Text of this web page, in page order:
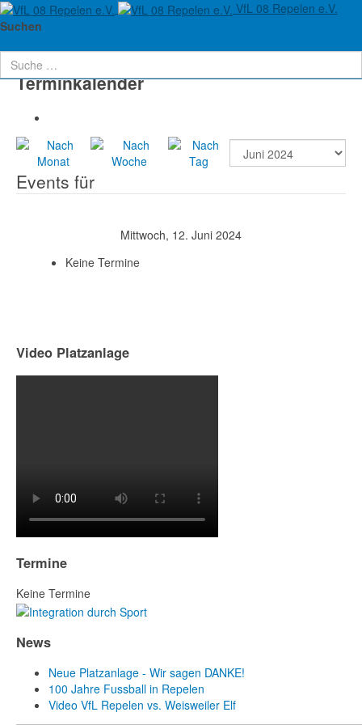
VfL 08 Repelen e.V.
Suchen
Aktuelle Seite:
Terminkalender
Events für
Mittwoch, 12. Juni 2024
Keine Termine
Video Platzanlage
Termine
Keine Termine
News
Neue Platzanlage - Wir sagen DANKE!
100 Jahre Fussball in Repelen
Video VfL Repelen vs. Weisweiler Elf